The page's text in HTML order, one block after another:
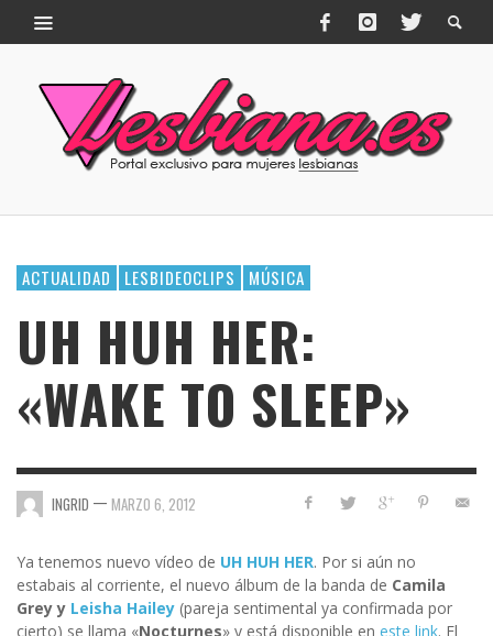
ACTUALIDAD LESBIDEOCLIPS MÚSICA
UH HUH HER:
«WAKE TO SLEEP»
INGRID — MARZO 6, 2012
Ya tenemos nuevo vídeo de UH HUH HER. Por si aún no
estabais al corriente, el nuevo álbum de la banda de Camila
Grey y Leisha Hailey (pareja sentimental ya confirmada por
cierto) se llama «Nocturnes» y está disponible en este link. El